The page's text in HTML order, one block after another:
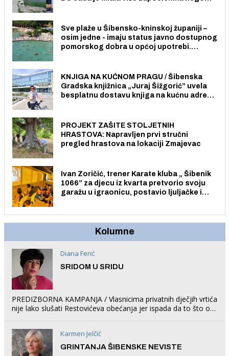
Sve plaže u Šibensko-kninskoj županiji –
osim jedne - imaju status javno dostupnog
pomorskog dobra u općoj upotrebi.
KNJIGA NA KUĆNOM PRAGU / Šibenska
Gradska knjižnica „Juraj Šižgorić” uvela
besplatnu dostavu knjiga na kućnu adresu
PROJEKT ZAŠITE STOLJETNIH
HRASTOVA: Napravljen prvi stručni
pregled hrastova na lokaciji Zmajevac
Ivan Zoričić, trener Karate kluba „ Šibenik
1066” za djecu iz kvarta pretvorio svoju
garažu u igraonicu, postavio ljuljačke i
Kolumne
Diana Ferić
SRIDOM U SRIDU
PREDIZBORNA KAMPANJA / Vlasnicima privatnih dječjih vrtića
nije lako slušati Restovićeva obećanja jer ispada da to što oni
Karmen Jelčić
GRINTANJA ŠIBENSKE NEVISTE